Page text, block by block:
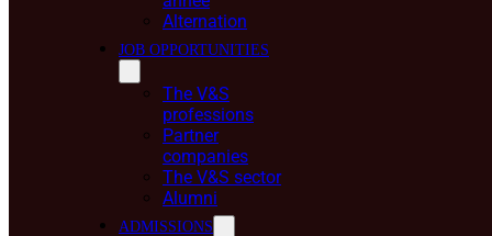
Alternation
JOB OPPORTUNITIES
The V&S
professions
Partner
companies
The V&S sector
Alumni
ADMISSIONS